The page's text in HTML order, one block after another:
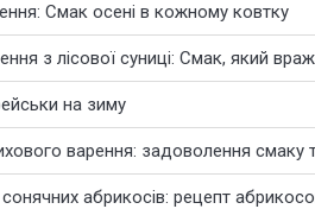
Смак осені в кожному ковтку
з лісової суниці: Смак, який
на зиму
варення: задоволення
абрикосів: рецепт